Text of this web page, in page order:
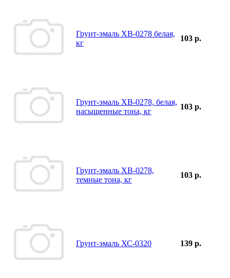
Грунт-эмаль ХВ-0278 белая,
кг
103 р.
Грунт-эмаль ХВ-0278, белая,
насыщенные тона, кг
103 р.
Грунт-эмаль ХВ-0278,
темные тона, кг
103 р.
Грунт-эмаль ХС-0320 139 р.